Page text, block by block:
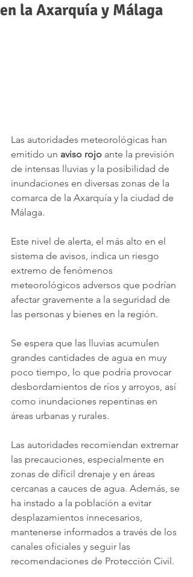
en la Axarquía y Málaga
Las autoridades meteorológicas han
emitido un aviso rojo ante la previsión
de intensas lluvias y la posibilidad de
inundaciones en diversas zonas de la
comarca de la Axarquía y la ciudad de
Málaga.
Este nivel de alerta, el más alto en el
sistema de avisos, indica un riesgo
extremo de fenómenos
meteorológicos adversos que podrían
afectar gravemente a la seguridad de
las personas y bienes en la región.
Se espera que las lluvias acumulen
grandes cantidades de agua en muy
poco tiempo, lo que podría provocar
desbordamientos de ríos y arroyos, así
como inundaciones repentinas en
áreas urbanas y rurales.
Las autoridades recomiendan extremar
las precauciones, especialmente en
zonas de difícil drenaje y en áreas
cercanas a cauces de agua. Además, se
ha instado a la población a evitar
desplazamientos innecesarios,
mantenerse informados a través de los
canales oficiales y seguir las
recomendaciones de Protección Civil.